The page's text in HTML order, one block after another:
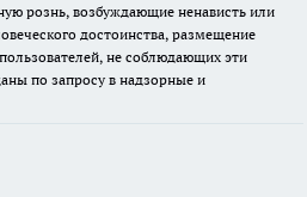
рознь, возбуждающие ненависть или
достоинства, размещение
не соблюдающих эти
по запросу в надзорные и